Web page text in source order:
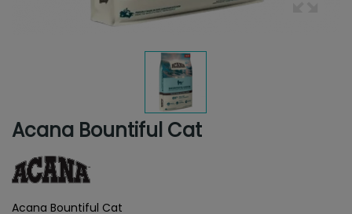
Acana Bountiful Cat
Acana Bountiful Cat